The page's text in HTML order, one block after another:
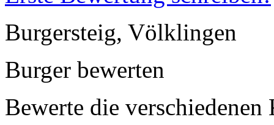
Burgersteig, Völklingen
Burger bewerten
Bewerte die